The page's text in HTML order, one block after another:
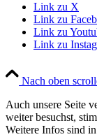
Link zu X
Link zu
Link zu
Link zu
Nach oben
Auch unsere Seite
weiter besuchst,
Weitere Infos sind